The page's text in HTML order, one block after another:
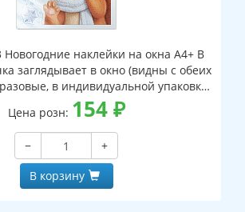
наклейки на окна А4+ В
заглядывает в окно (видны с обеих
в индивидуальной упаковке,
и клеевым клапаном)
Цена розн: 154₽
−
+
В корзину